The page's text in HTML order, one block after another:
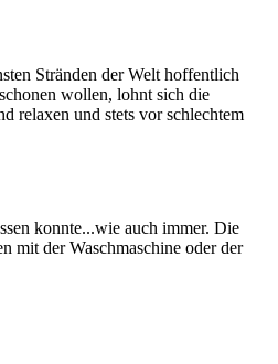
Stränden der Welt hoffentlich
wollen, lohnt sich die
relaxen und stets vor schlechtem
konnte...wie auch immer. Die
mit der Waschmaschine oder der